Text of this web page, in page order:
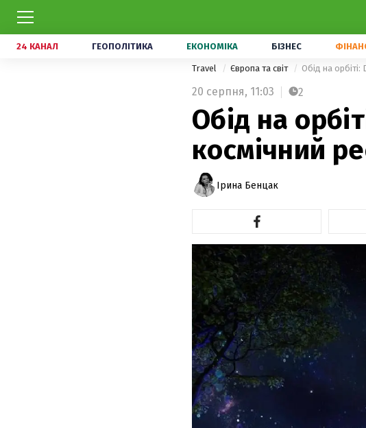
24 КАНАЛ ГЕОПОЛІТИКА ЕКОНОМІКА БІЗНЕС
Travel Європа та світ Обід на орбіті:
20 серпня, 11:03 2
Обід на
космічний
Ірина Бенцак